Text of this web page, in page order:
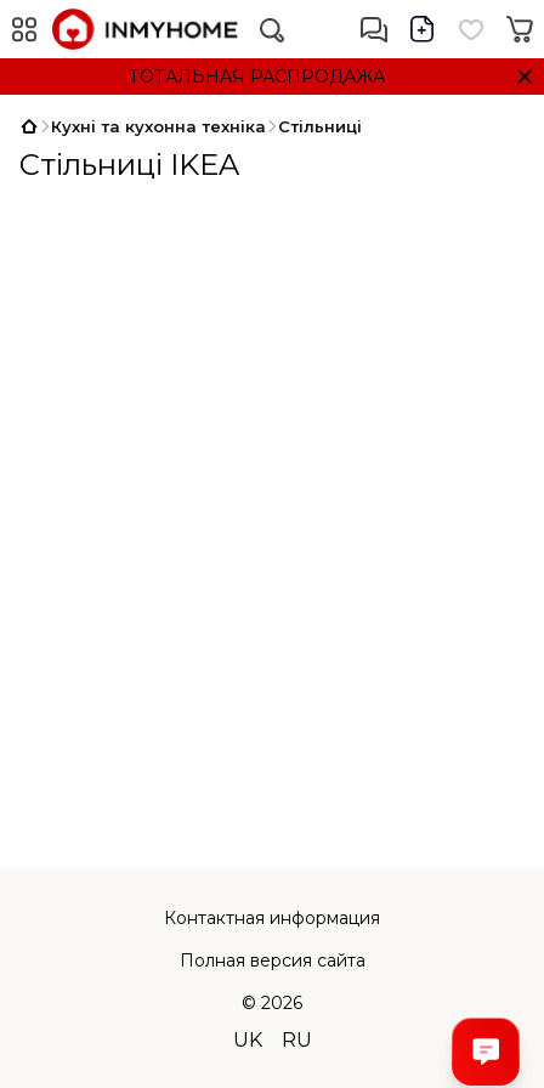
ТОТАЛЬНАЯ РАСПРОДАЖА
Кухні та кухонна техніка Стільниці
Стільниці IKEA
Контактная информация
Полная версия сайта
© 2026
UK RU